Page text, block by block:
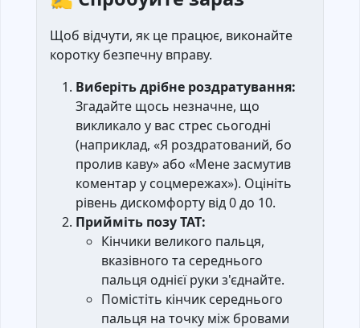
Щоб відчути, як це працює, виконайте
коротку безпечну вправу.
Виберіть дрібне роздратування:
Згадайте щось незначне, що
викликало у вас стрес сьогодні
(наприклад, «Я роздратований, бо
пролив каву» або «Мене засмутив
коментар у соцмережах»). Оцініть
рівень дискомфорту від 0 до 10.
Прийміть позу ТАТ:
Кінчики великого пальця,
вказівного та середнього
пальця однієї руки з'єднайте.
Помістіть кінчик середнього
пальця на точку між бровами